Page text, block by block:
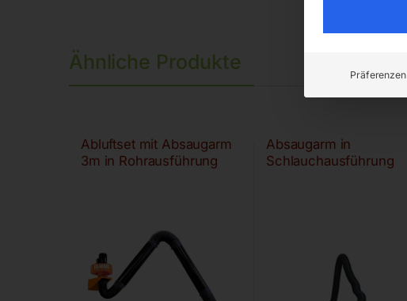
Ähnliche Produkte
Abluftset mit Absaugarm
3m in Rohrausführung
Absaugarm in
Schlauchausführung
Präferenzen